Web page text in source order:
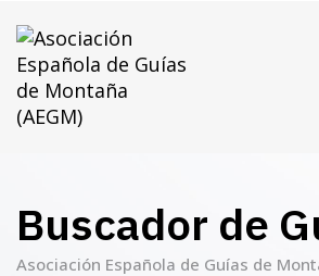
Buscador de
Asociación Española de Guías de